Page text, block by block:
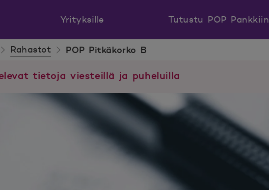
Yrityksille
Tutustu POP Pankkiin
Rahastot POP Pitkäkorko B
tietoja viesteillä ja puheluilla